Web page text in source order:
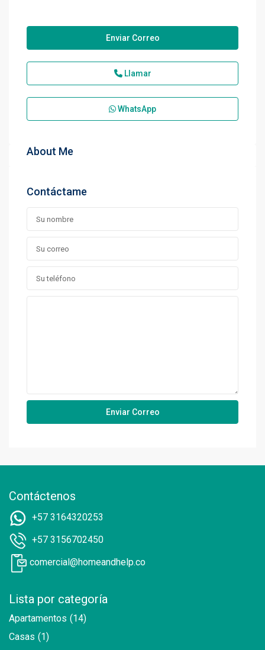
Enviar Correo
Llamar
WhatsApp
About Me
Contáctame
Contáctenos
+57 3164320253
+57 3156702450
comercial@homeandhelp.co
Lista por categoría
Apartamentos (14)
Casas (1)